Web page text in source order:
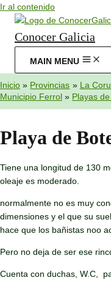
Ir al contenido
Conocer Galicia
MAIN MENU
Inicio Provincias La
Municipio Ferrol
Playas
Playa de
Tiene una longitud de 130
oleaje es moderado.
normalmente no es muy
dimensiones y el que su
hace que los bañistas noo
Pero no deja de ser ese
Cuenta con duchas, W.C,